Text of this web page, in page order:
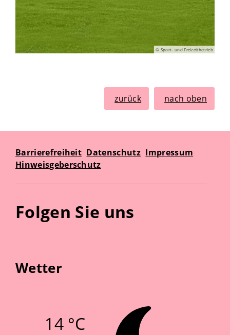
© Sport- und Freizeitbetrieb
zurück nach oben
Barrierefreiheit Datenschutz Impressum
Hinweisgeberschutz
Folgen Sie uns
Wetter
14 °C